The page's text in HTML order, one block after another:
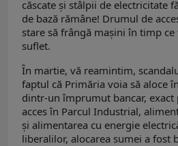
căscate şi stâlpii de electricitate
de bază rămâne! Drumul de
stare să frângă maşini în timp
suflet.
În martie, vă reamintim,
faptul că Primăria voia să aloce
dintr-un împrumut bancar,
acces în Parcul Industrial,
şi alimentarea cu energie
liberalilor, alocarea sumei a fost